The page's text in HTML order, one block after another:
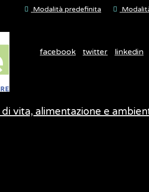
Modalità predefinita
facebook twitter linkedin
di vita, alimentazione e